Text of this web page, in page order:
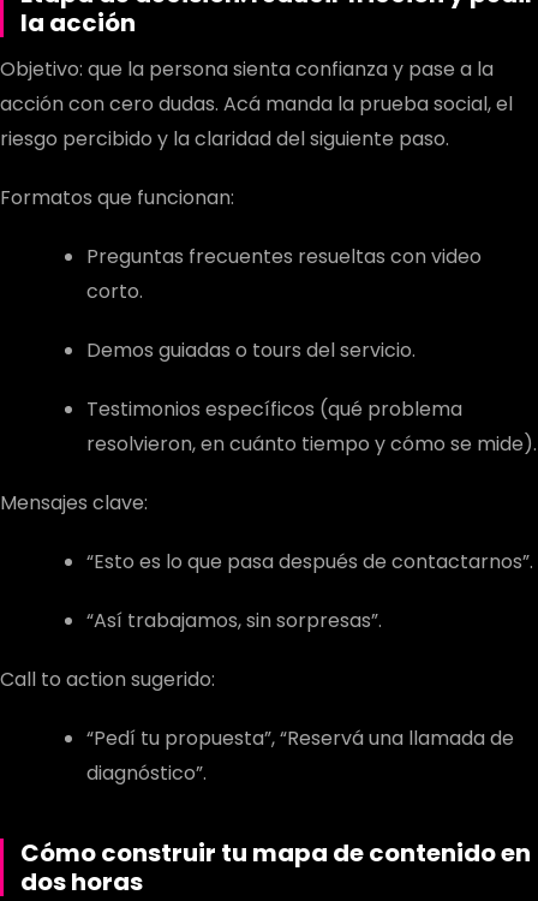
la acción
Objetivo: que la persona sienta confianza y pase a la
acción con cero dudas. Acá manda la prueba social, el
riesgo percibido y la claridad del siguiente paso.
Formatos que funcionan:
Preguntas frecuentes resueltas con video
corto.
Demos guiadas o tours del servicio.
Testimonios específicos (qué problema
resolvieron, en cuánto tiempo y cómo se mide).
Mensajes clave:
“Esto es lo que pasa después de contactarnos”.
“Así trabajamos, sin sorpresas”.
Call to action sugerido:
“Pedí tu propuesta”, “Reservá una llamada de
diagnóstico”.
Cómo construir tu mapa de contenido en
dos horas